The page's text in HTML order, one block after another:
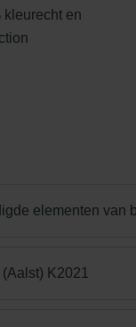
en
elementen van
K2021